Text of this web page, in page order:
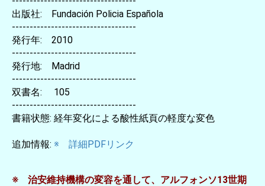
出版社: Fundación Policia Española
-----------------------------------
発行年: 2010
-----------------------------------
発行地: Madrid
-----------------------------------
双書名: 105
-----------------------------------
書籍状態: 経年変化による酸性紙頁の軽度な変色
追加情報: ※ 詳細PDFリンク
※ 治安維持機構の変容を通して、アルフォンソ13世期